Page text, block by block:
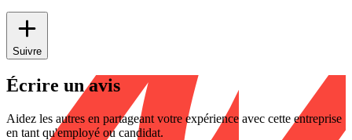
Suivre
Écrire un avis
Aidez les autres en partageant votre expérience avec cette entreprise
en tant qu'employé ou candidat.